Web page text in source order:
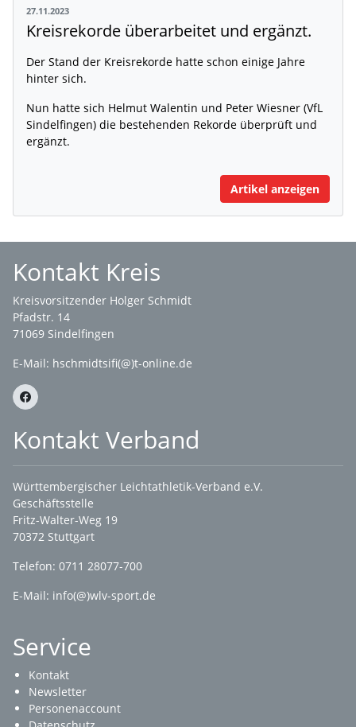
27.11.2023
Kreisrekorde überarbeitet und ergänzt.
Der Stand der Kreisrekorde hatte schon einige Jahre
hinter sich.
Nun hatte sich Helmut Walentin und Peter Wiesner (VfL
Sindelfingen) die bestehenden Rekorde überprüft und
ergänzt.
Artikel anzeigen
Kontakt Kreis
Kreisvorsitzender Holger Schmidt
Pfadstr. 14
71069 Sindelfingen
E-Mail: hschmidtsifi(@)t-online.de
Kontakt Verband
Württembergischer Leichtathletik-Verband e.V.
Geschäftsstelle
Fritz-Walter-Weg 19
70372 Stuttgart
Telefon: 0711 28077-700
E-Mail: info(@)wlv-sport.de
Service
Kontakt
Newsletter
Personenaccount